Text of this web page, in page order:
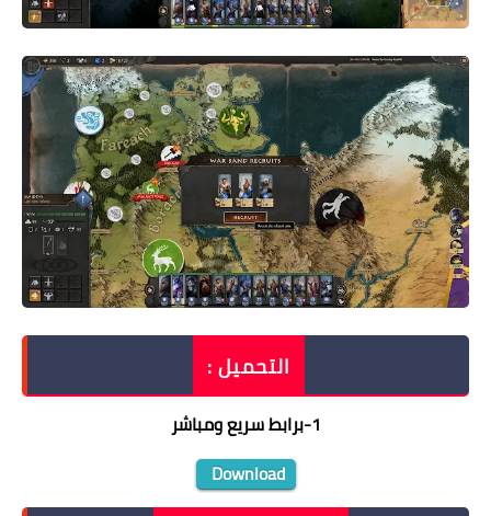
التحميل :
1
-برابط سريع ومباشر
Download